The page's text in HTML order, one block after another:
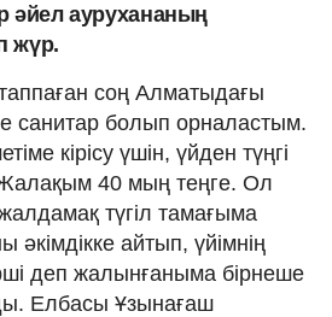
әйел аурухананың
жүр.
соң Алматыдағы
санитар болып орналастым.
кірісу үшін, үйден түңгі
40 мың теңге. Ол
түгіл тамағыма
әкімдікке айтып, үйімнің
деп жалынғаныма бірнеше
Елбасы Ұзынағаш